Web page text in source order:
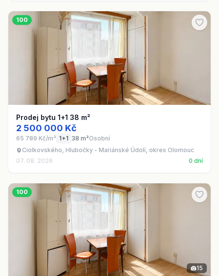
100
Prodej bytu 1+1 38 m²
2 500 000 Kč
65 789 Kč/m² 1+1 38 m²Osobní
Ciolkovského, Hlubočky - Mariánské Údolí, okres Olomouc
07. 08. 2026
0 dní
100
15